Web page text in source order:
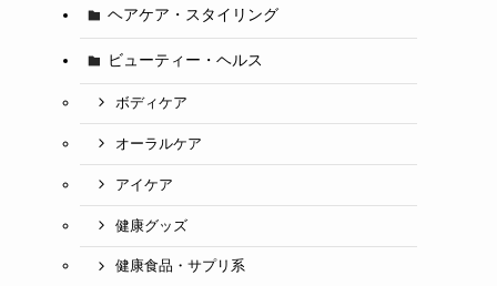
ヘアケア・スタイリング
ビューティー・ヘルス
ボディケア
オーラルケア
アイケア
健康グッズ
健康食品・サプリ系